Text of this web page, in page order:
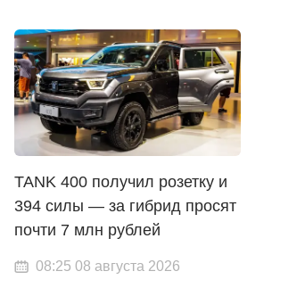
TANK 400 получил розетку и
394 силы — за гибрид просят
почти 7 млн рублей
08:25 08 августа 2026